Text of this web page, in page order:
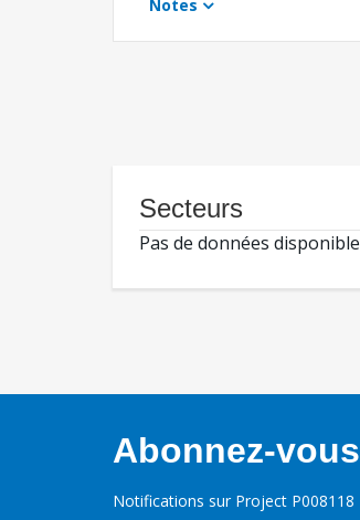
Notes
Secteurs
Pas de données
Abonnez-
Notifications sur Project P008118